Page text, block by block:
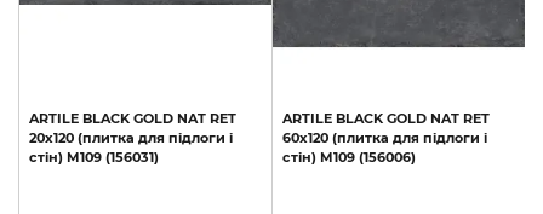
ARTILE BLACK GOLD NAT RET
20х120 (плитка для підлоги і
стін) M109 (156031)
ARTILE BLACK GOLD NAT RET
60х120 (плитка для підлоги і
стін) M109 (156006)